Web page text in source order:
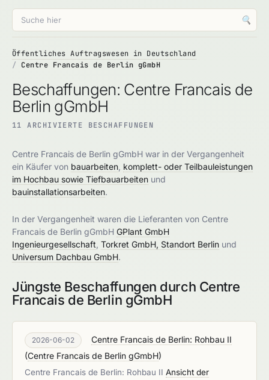
🔍
Öffentliches Auftragswesen in Deutschland
Centre Francais de Berlin gGmbH
Beschaffungen: Centre Francais de
Berlin gGmbH
11 ARCHIVIERTE BESCHAFFUNGEN
Centre Francais de Berlin gGmbH war in der Vergangenheit
ein Käufer von bauarbeiten komplett- oder Teilbauleistungen
im Hochbau sowie Tiefbauarbeiten und
bauinstallationsarbeiten.
In der Vergangenheit waren die Lieferanten von Centre
Francais de Berlin gGmbH GPlant GmbH
Ingenieurgesellschaft Torkret GmbH, Standort Berlin und
Universum Dachbau GmbH.
Jüngste Beschaffungen durch Centre
Francais de Berlin gGmbH
2026-06-02
Centre Francais de Berlin: Rohbau II
(Centre Francais de Berlin gGmbH)
Centre Francais de Berlin: Rohbau II Ansicht der